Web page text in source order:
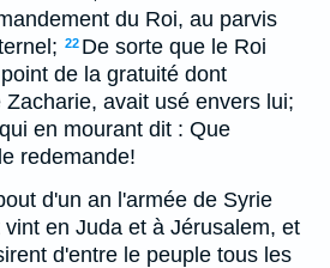
du Roi, au parvis
22 De sorte que le Roi
de la gratuité dont
avait usé envers lui;
en mourant dit : Que
redemande!
d'un an l'armée de Syrie
en Juda et à Jérusalem, et
d'entre le peuple tous les